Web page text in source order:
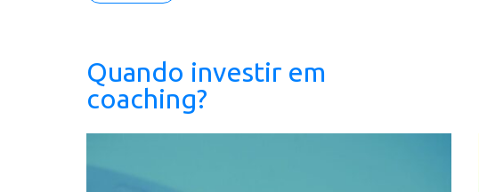
Quando investir em
coaching?